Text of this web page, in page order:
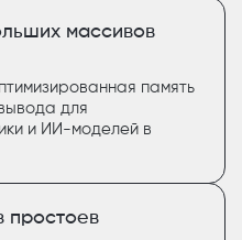
массивов
память
для
и ИИ-моделей в
простоев